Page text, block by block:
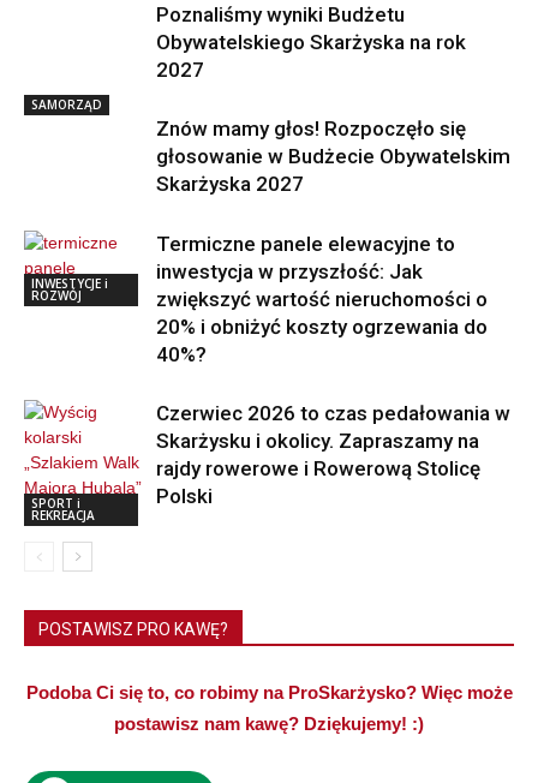
Poznaliśmy wyniki Budżetu
Obywatelskiego Skarżyska na rok
2027
SAMORZĄD
Znów mamy głos! Rozpoczęło się
głosowanie w Budżecie Obywatelskim
Skarżyska 2027
INWESTYCJE i
ROZWÓJ
Termiczne panele elewacyjne to
inwestycja w przyszłość: Jak
zwiększyć wartość nieruchomości o
20% i obniżyć koszty ogrzewania do
40%?
SPORT i
REKREACJA
Czerwiec 2026 to czas pedałowania w
Skarżysku i okolicy. Zapraszamy na
rajdy rowerowe i Rowerową Stolicę
Polski
POSTAWISZ PRO KAWĘ?
Podoba Ci się to, co robimy na ProSkarżysko? Więc może
postawisz nam kawę? Dziękujemy! :)